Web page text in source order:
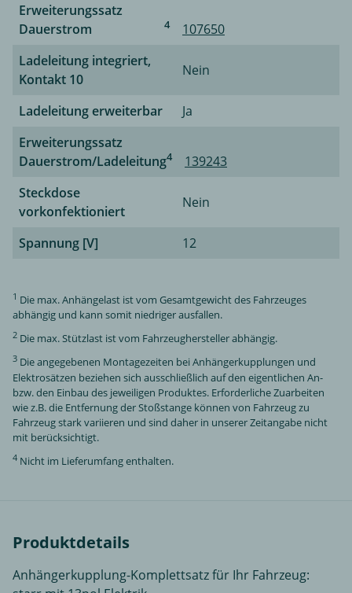
Erweiterungssatz
Dauerstrom
4
107650
Ladeleitung integriert,
Kontakt 10
Nein
Ladeleitung erweiterbar
Ja
Erweiterungssatz
Dauerstrom/Ladeleitung4
139243
Steckdose
vorkonfektioniert
Nein
Spannung [V] 12
1 Die max. Anhängelast ist vom Gesamtgewicht des Fahrzeuges
abhängig und kann somit niedriger ausfallen.
2 Die max. Stützlast ist vom Fahrzeughersteller abhängig.
3 Die angegebenen Montagezeiten bei Anhängerkupplungen und
Elektrosätzen beziehen sich ausschließlich auf den eigentlichen An-
bzw. den Einbau des jeweiligen Produktes. Erforderliche Zuarbeiten
wie z.B. die Entfernung der Stoßstange können von Fahrzeug zu
Fahrzeug stark variieren und sind daher in unserer Zeitangabe nicht
mit berücksichtigt.
4 Nicht im Lieferumfang enthalten.
Produktdetails
Anhängerkupplung-Komplettsatz für Ihr Fahrzeug: